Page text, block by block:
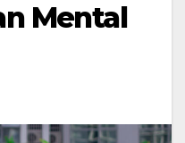
Mental